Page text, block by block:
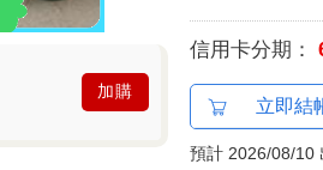
加購
信用卡分期：
立即結
預計 2026/08/10